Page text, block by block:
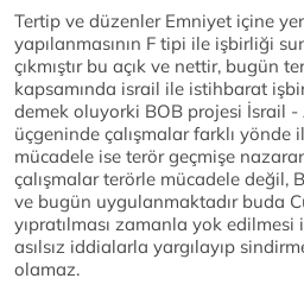
Tertip ve düzenler Emniyet içine
yapılanmasının F tipi ile işbirliği
çıkmıştır bu açık ve nettir, bugün
kapsamında israil ile istihbarat
demek oluyorki BOB projesi İsrail
üçgeninde çalışmalar farklı yönde
mücadele ise terör geçmişe
çalışmalar terörle mücadele değil,
ve bugün uygulanmaktadır buda
yıpratılması zamanla yok
asılsız iddialarla yargılayıp
olamaz.